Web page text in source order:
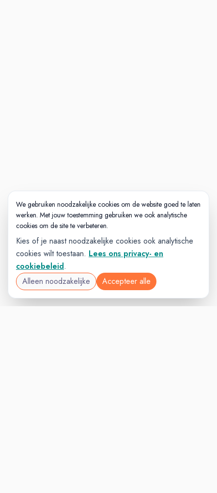
We gebruiken noodzakelijke cookies om de website goed te laten
werken. Met jouw toestemming gebruiken we ook analytische
cookies om de site te verbeteren.
Kies of je naast noodzakelijke cookies ook analytische
cookies wilt toestaan. Lees ons privacy- en
cookiebeleid.
Alleen noodzakelijke
Accepteer alle